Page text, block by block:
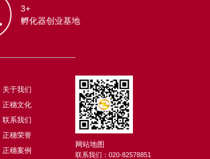
3+
孵化器创业基地
关于我们
正穗文化
联系我们
正穗荣誉
正穗案例
网站地图
联系我们： 020-82578851